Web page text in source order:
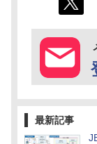
最新記事